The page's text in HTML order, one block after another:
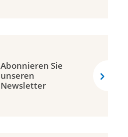
Abonnieren Sie
unseren
Newsletter